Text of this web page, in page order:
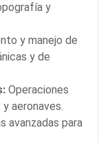
y
y manejo de
y de
Operaciones
aeronaves.
avanzadas para